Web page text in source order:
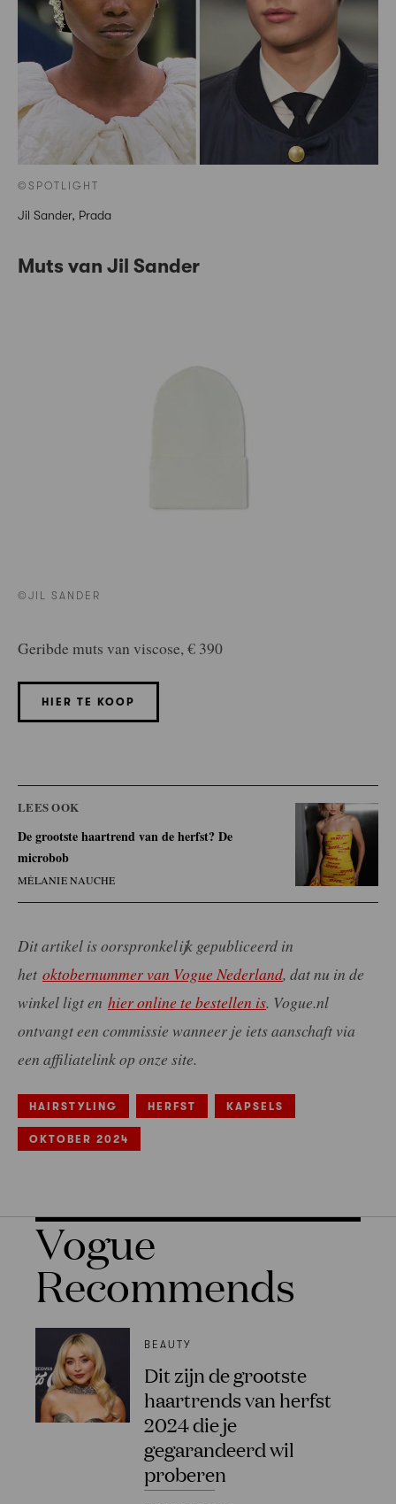
©SPOTLIGHT
Jil Sander, Prada
Muts van Jil Sander
©JIL SANDER
Geribde muts van viscose, € 390
HIER TE KOOP
LEES OOK
De grootste haartrend van de herfst? De
microbob
MÉLANIE NAUCHE
Dit artikel is oorspronkelijk gepubliceerd in
het oktobernummer van Vogue Nederland, dat nu in de
winkel ligt en hier online te bestellen is. Vogue.nl
ontvangt een commissie wanneer je iets aanschaft via
een affiliatelink op onze site.
HAIRSTYLING HERFST KAPSELS
OKTOBER 2024
Vogue
Recommends
BEAUTY
Dit zijn de grootste
haartrends van herfst
2024 die je
gegarandeerd wil
proberen